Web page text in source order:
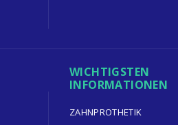
WICHTIGSTEN
INFORMATIONEN
ZAHNPROTHETIK